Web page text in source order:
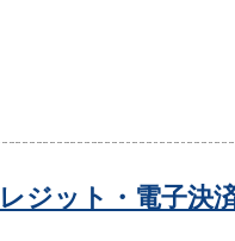
レジット・電子決